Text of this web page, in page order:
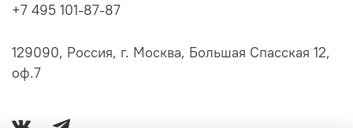
+7 495 101-87-87
129090, Россия, г. Москва, Большая Спасская 12,
оф.7